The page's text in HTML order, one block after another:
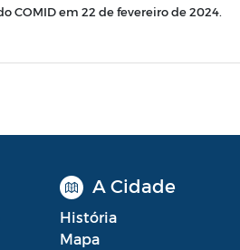
COMID em 22 de fevereiro de 2024.
A Cidade
História
Mapa